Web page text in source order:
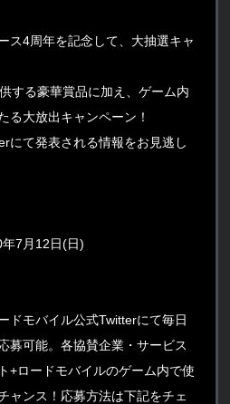
ス4周年を記念して、大抽選キャ
する豪華賞品に加え、ゲーム内
る大放出キャンペーン！
にて発表される情報をお見逃し
7月12日(日)
ドモバイル公式Twitterにて毎日
募可能。各協賛企業・サービス
+ロードモバイルのゲーム内で使
ャンス！応募方法は下記をチェ